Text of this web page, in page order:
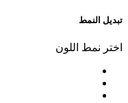
تبديل النمط
اختر نمط اللون